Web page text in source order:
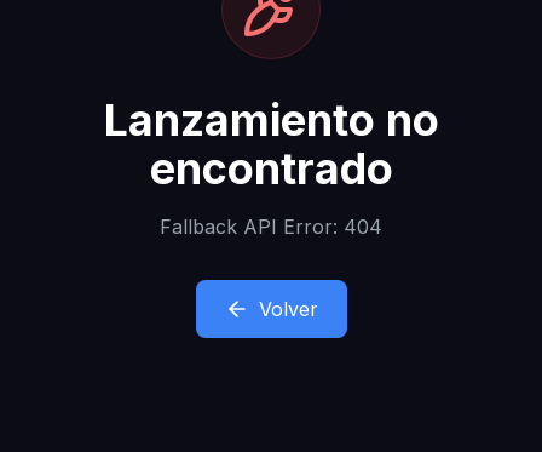
Lanzamiento no
encontrado
Fallback API Error: 404
Volver